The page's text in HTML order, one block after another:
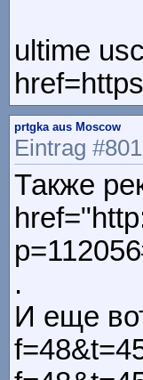
ultime
prtgka aus Moscow
Eintrag
Также
.
И еще